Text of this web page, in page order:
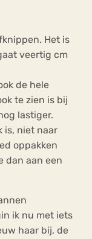
Het is
veertig cm
de hele
te zien is bij
lastiger.
is, niet naar
oppakken
dan aan een
ik nu met iets
haar bij, de